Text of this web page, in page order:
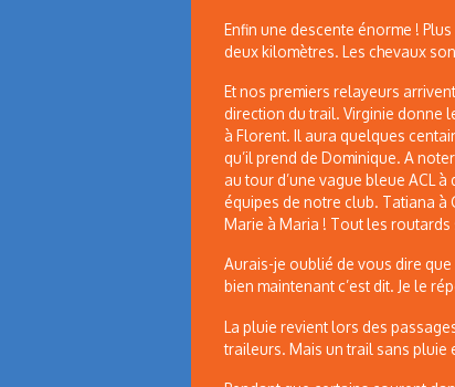
Enfin une descente énorme !
deux kilomètres. Les chevaux
Et nos premiers relayeurs
direction du trail. Virginie donne
à Florent. Il aura quelques
qu’il prend de Dominique. A
au tour d’une vague bleue ACL
équipes de notre club. Tatiana à
Marie à Maria ! Tout les routards
Aurais-je oublié de vous dire que
bien maintenant c’est dit. Je le
La pluie revient lors des
traileurs. Mais un trail sans pluie